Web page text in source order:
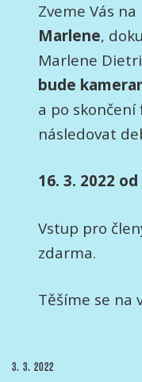
Zveme Vás
Marlene,
Marlene
bude
a po
následovat
16. 3. 2022
Vstup pro
zdarma.
Těšíme se na
PUBLIKOVÁNO
3. 3. 2022